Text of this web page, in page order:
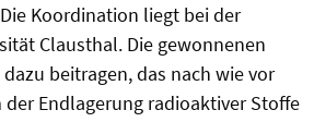
Koordination liegt bei der
Clausthal. Die gewonnenen
beitragen, das nach wie vor
Endlagerung radioaktiver Stoffe